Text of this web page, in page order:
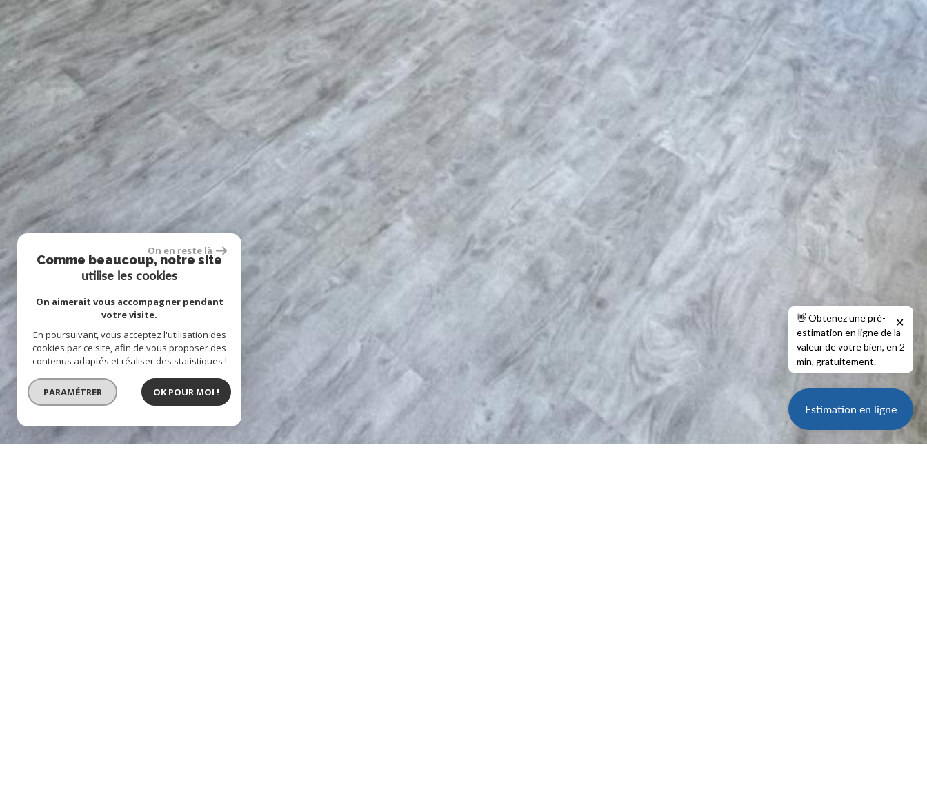
On en reste là
Comme beaucoup, notre site
utilise les cookies
On aimerait vous accompagner pendant
votre visite.
En poursuivant, vous acceptez l'utilisation des
cookies par ce site, afin de vous proposer des
contenus adaptés et réaliser des statistiques !
PARAMÉTRER OK POUR MOI !
Estimation en ligne
👋 Obtenez une pré-
estimation en ligne de la
valeur de votre bien, en 2
min, gratuitement.
✕